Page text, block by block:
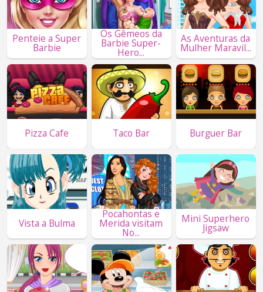
Penteie a Super
Barbie
Os Gêmeos da
Barbie Super-
Hero...
As Aventuras da
Mulher Maravil...
Pizza Cafe Taco Bar Burguer Bar
Vista a Bulma
Pocahontas e
Merida visitam
No...
Mini Superhero
Jigsaw